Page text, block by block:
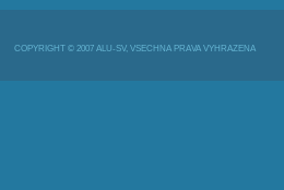
COPYRIGHT © 2007 ALU-SV, VŠECHNA PRÁVA VYHRAZENA